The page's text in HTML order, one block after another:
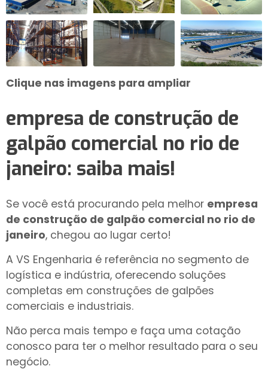
Clique nas imagens para ampliar
empresa de construção de
galpão comercial no rio de
janeiro: saiba mais!
Se você está procurando pela melhor empresa
de construção de galpão comercial no rio de
janeiro, chegou ao lugar certo!
A VS Engenharia é referência no segmento de
logística e indústria, oferecendo soluções
completas em construções de galpões
comerciais e industriais.
Não perca mais tempo e faça uma cotação
conosco para ter o melhor resultado para o seu
negócio.